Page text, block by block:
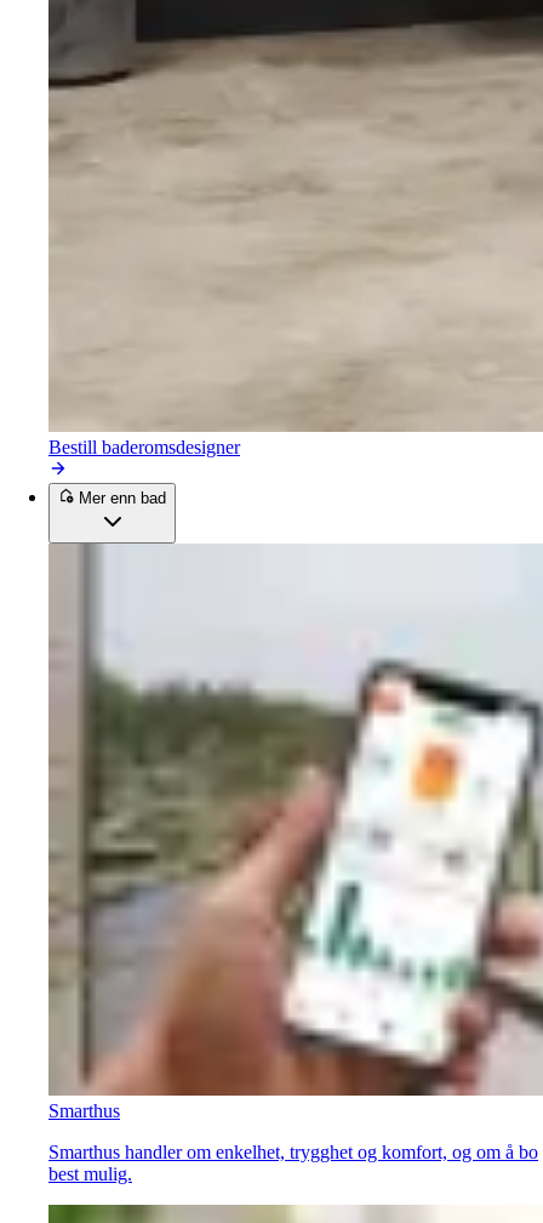
Bestill baderomsdesigner
Mer enn bad
Smarthus
Smarthus handler om enkelhet, trygghet og komfort, og om å bo
best mulig.